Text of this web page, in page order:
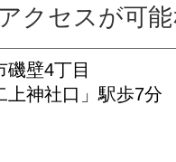
クセスが可
磯壁4丁目
上神社口」駅歩7分